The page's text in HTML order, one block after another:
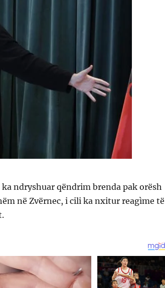
ndryshuar qëndrim brenda pak orësh
në Zvërnec, i cili ka nxitur reagìme të